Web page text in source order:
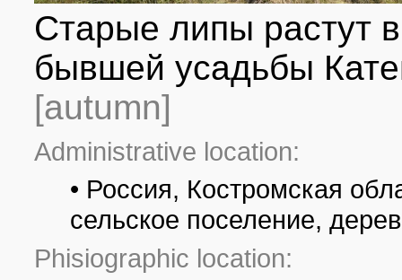
Старые липы растут
бывшей усадьбы
[autumn]
Administrative location:
• Россия, Костромская
сельское поселение,
Phisiographic location: